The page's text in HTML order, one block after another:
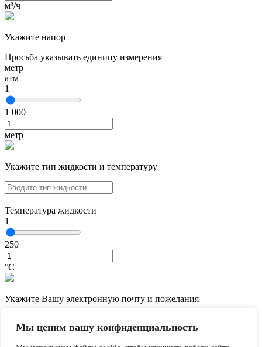
Мы ценим вашу конфиденциальность
м³/ч
Укажите напор
Просьба указывать единицу измерения
метр
атм
1
1 000
метр
Укажите тип жидкости и температуру
Температура жидкости
1
250
°С
Укажите Вашу электронную почту и пожелания